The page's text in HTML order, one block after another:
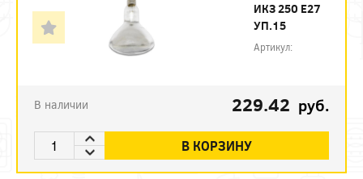
ИКЗ 250 Е27
УП.15
Артикул:
В наличии 229.42 руб.
В КОРЗИНУ